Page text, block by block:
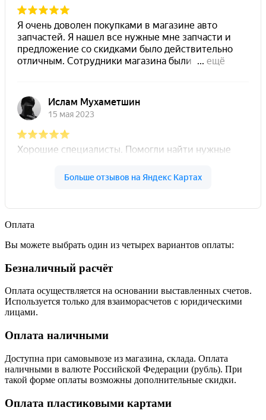
Оплата
Вы можете выбрать один из четырех вариантов оплаты:
Безналичный расчёт
Оплата осуществляется на основании выставленных счетов.
Используется только для взаиморасчетов с юридическими
лицами.
Оплата наличными
Доступна при самовывозе из магазина, склада. Оплата
наличными в валюте Российской Федерации (рубль). При
такой форме оплаты возможны дополнительные скидки.
Оплата пластиковыми картами